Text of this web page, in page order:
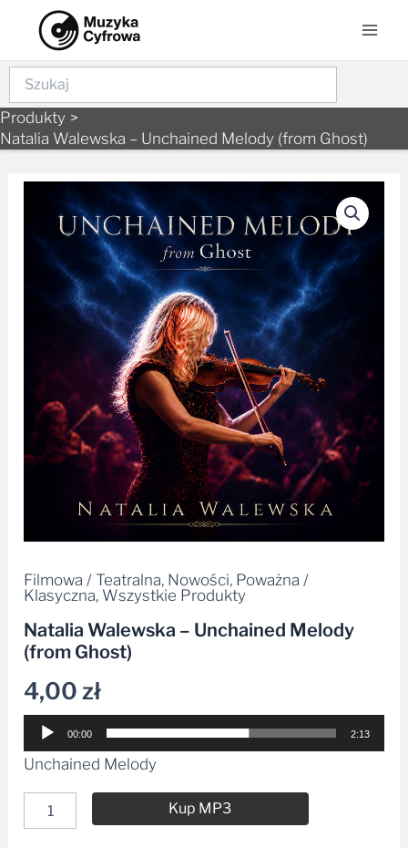
content
Szukaj
Produkty
Natalia Walewska – Unchained Melody (from Ghost)
Filmowa / Teatralna, Nowości, Poważna /
Klasyczna, Wszystkie Produkty
Natalia Walewska – Unchained Melody
(from Ghost)
4,00zł
Odtwarzacz
plików
00:00 2:13
Unchained Melody
Walewska
Unchained
Melody
Kup MP3